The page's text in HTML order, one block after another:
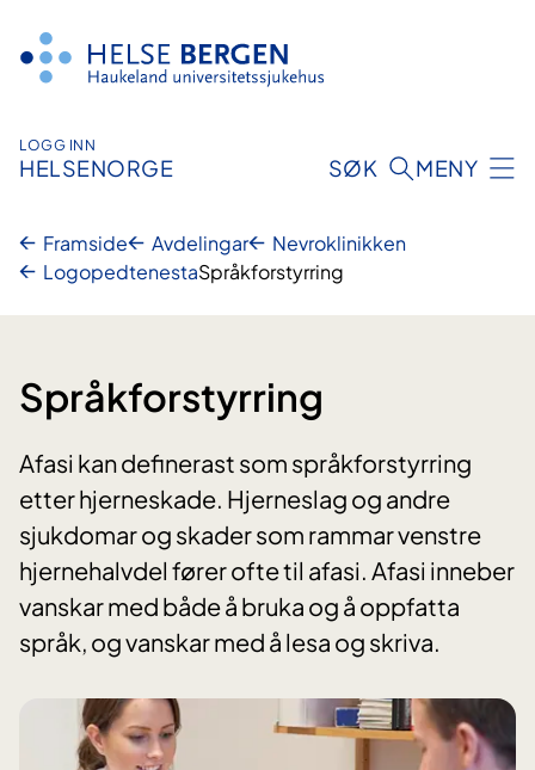
innhald
LOGG INN
HELSENORGE SØK MENY
Framside Avdelingar
Nevroklinikken
LogopedtenestaSpråkforstyrring
Språkforstyrring
Afasi kan definerast som språkforstyrring
etter hjerneskade. Hjerneslag og andre
sjukdomar og skader som rammar venstre
hjernehalvdel fører ofte til afasi. Afasi inneber
vanskar med både å bruka og å oppfatta
språk, og vanskar med å lesa og skriva.